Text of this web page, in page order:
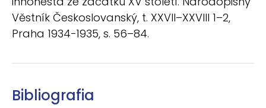
Věstník Českoslovanský, t. XXVII–XXVIII 1–2,
Praha 1934−1935, s. 56–84.
Bibliografia